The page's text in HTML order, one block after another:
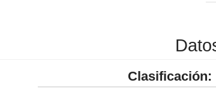
Clasificación: